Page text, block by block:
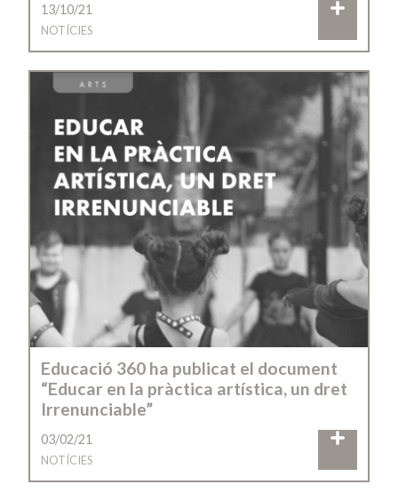
13/10/21
NOTÍCIES
Educació 360 ha publicat el document
“Educar en la pràctica artística, un dret
Irrenunciable”
03/02/21
NOTÍCIES